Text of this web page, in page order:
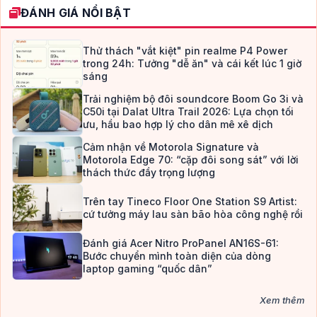
Verdana
ĐÁNH GIÁ NỔI BẬT
Thử thách "vắt kiệt" pin realme P4 Power
trong 24h: Tưởng "dễ ăn" và cái kết lúc 1 giờ
sáng
Trải nghiệm bộ đôi soundcore Boom Go 3i và
C50i tại Dalat Ultra Trail 2026: Lựa chọn tối
ưu, hầu bao hợp lý cho dân mê xê dịch
Cảm nhận về Motorola Signature và
Motorola Edge 70: “cặp đôi song sát” với lời
thách thức đầy trọng lượng
Trên tay Tineco Floor One Station S9 Artist:
cứ tưởng máy lau sàn bão hòa công nghệ rồi
Đánh giá Acer Nitro ProPanel AN16S-61:
Bước chuyển mình toàn diện của dòng
laptop gaming “quốc dân”
Xem thêm